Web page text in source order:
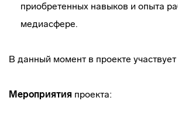
приобретенных навыков и опыта
медиасфере.
В данный момент в проекте участвует
Мероприятия проекта: